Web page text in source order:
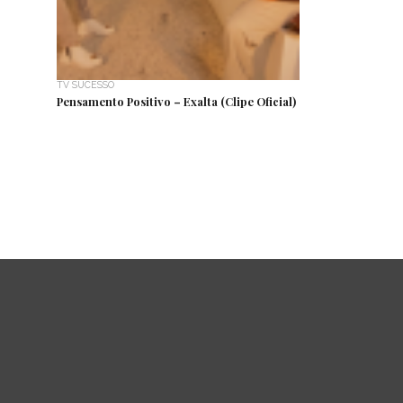
TV SUCESSO
Pensamento Positivo – Exalta (Clipe Oficial)